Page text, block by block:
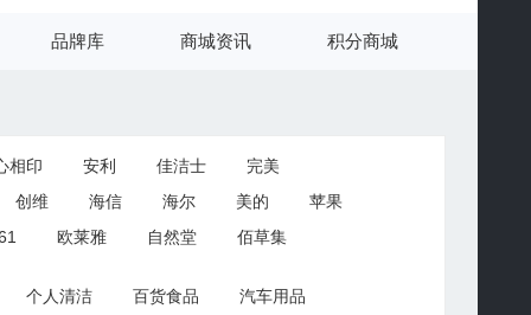
品牌库 商城资讯 积分商城
相印 安利 佳洁士
完美
创维
海信 海尔 美的
苹果
欧莱雅 自然堂
佰草集
宝马
荣威 东风标致 雪佛兰
个人清洁 百货食品 汽车用品